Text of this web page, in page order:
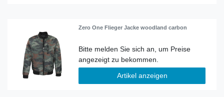
Zero One Flieger Jacke woodland carbon
Artikel anzeigen